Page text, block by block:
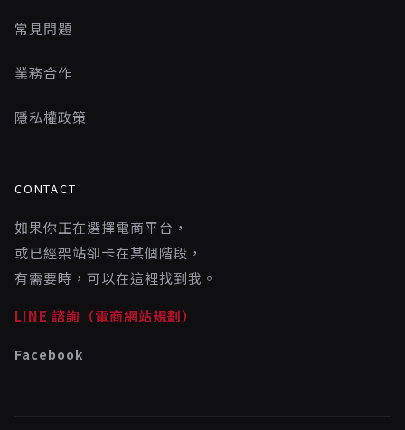
常見問題
業務合作
隱私權政策
CONTACT
如果你正在選擇電商平台，
或已經架站卻卡在某個階段，
有需要時，可以在這裡找到我。
LINE 諮詢（電商網站規劃）
Facebook